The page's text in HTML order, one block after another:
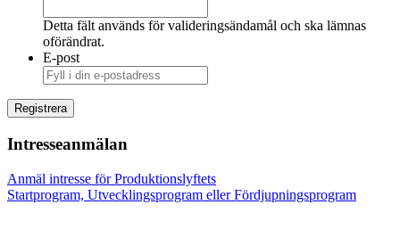
Detta fält används för valideringsändamål och ska lämnas
oförändrat.
E-post
Intresseanmälan
Anmäl intresse för Produktionslyftets
Startprogram, Utvecklingsprogram eller Fördjupningsprogram